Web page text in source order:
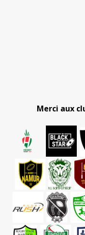
Merci aux